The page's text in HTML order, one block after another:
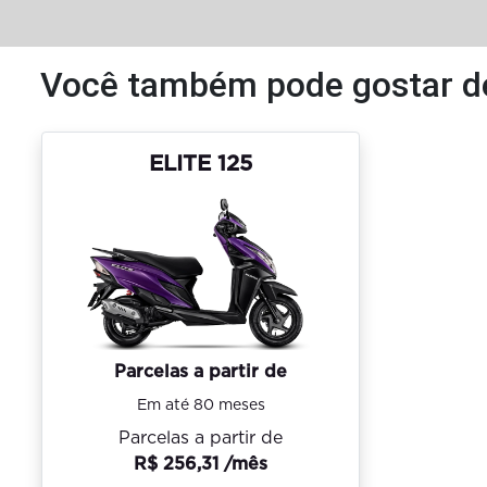
Você também pode gostar
ELITE 125
Parcelas a partir de
Em até 80 meses
Parcelas a partir de
R$ 256,31 /mês